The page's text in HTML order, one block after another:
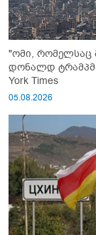
"ომი,
დონალდ ტრამპმა
York Times
05.08.2026